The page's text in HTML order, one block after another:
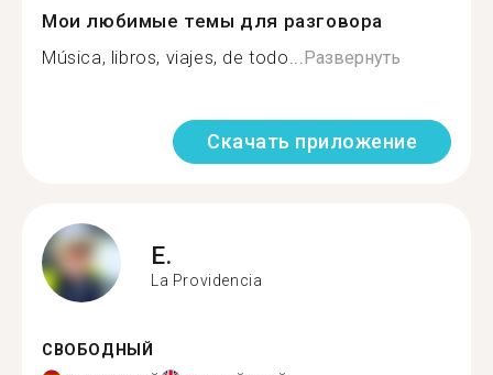
Мои любимые темы для разговора
Música, libros, viajes, de todo...Развернуть
Скачать приложение
E.
La Providencia
СВОБОДНЫЙ